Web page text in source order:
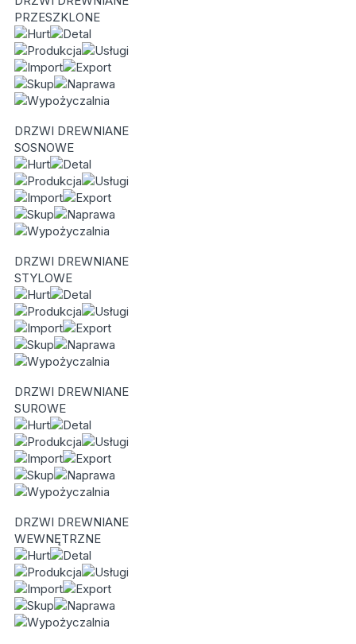
PRZESZKLONE
DRZWI DREWNIANE
SOSNOWE
DRZWI DREWNIANE
STYLOWE
DRZWI DREWNIANE
SUROWE
DRZWI DREWNIANE
WEWNĘTRZNE